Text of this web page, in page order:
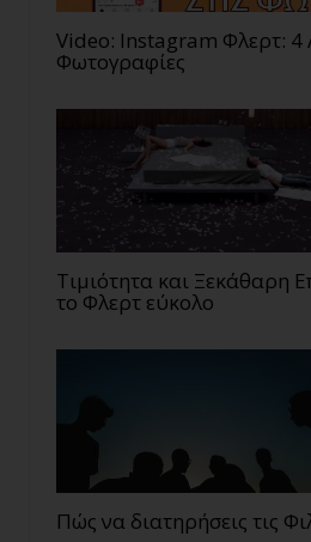
Video: Instagram Φλερτ: 4
Φωτογραφίες
Τιμιότητα και Ξεκάθαρη
το Φλερτ εύκολο
Πώς να διατηρήσεις τις